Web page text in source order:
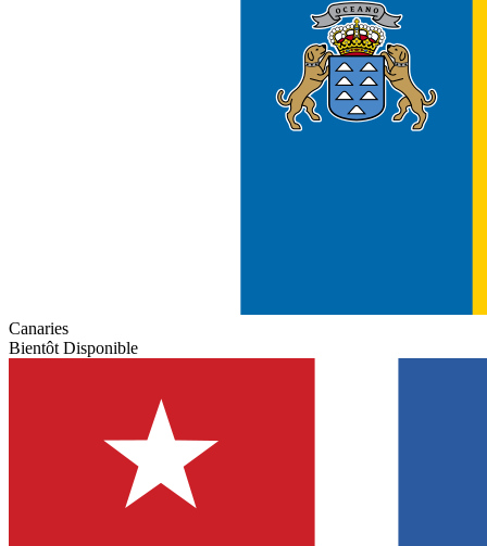
Canaries
Bientôt Disponible